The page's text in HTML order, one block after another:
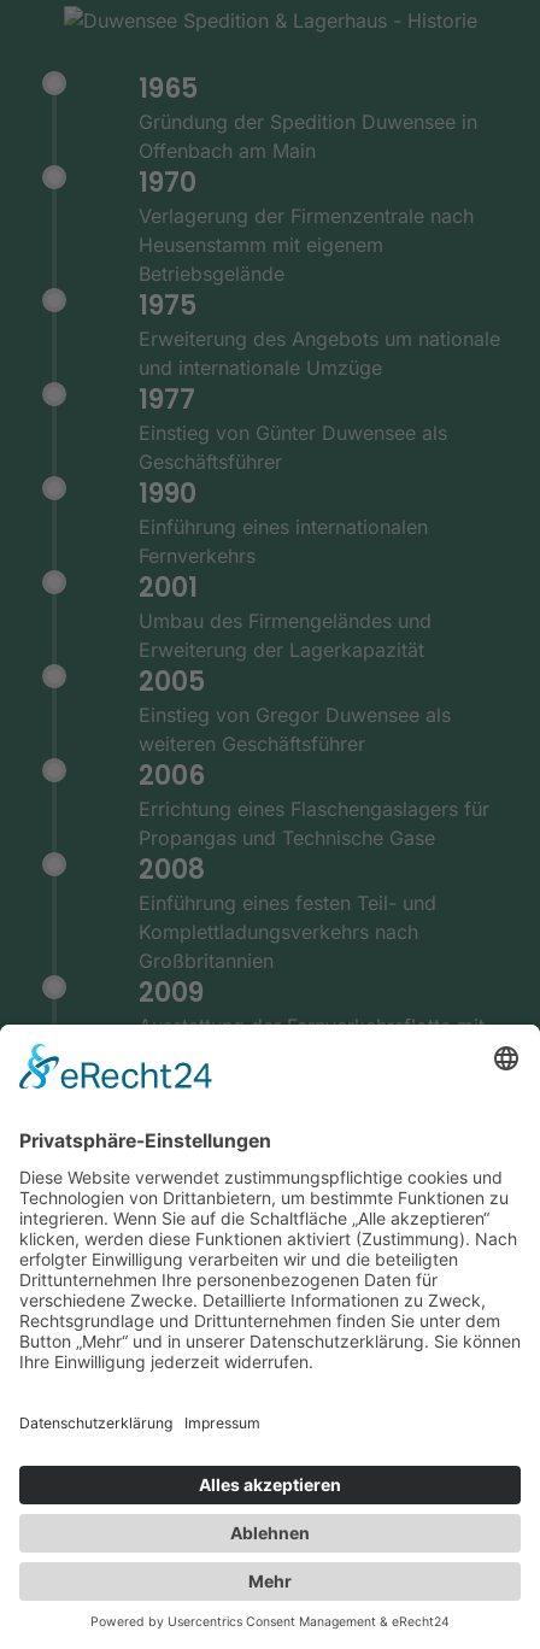
1965
Gründung der Spedition Duwensee in
Offenbach am Main
1970
Verlagerung der Firmenzentrale nach
Heusenstamm mit eigenem
Betriebsgelände
1975
Erweiterung des Angebots um nationale
und internationale Umzüge
1977
Einstieg von Günter Duwensee als
Geschäftsführer
1990
Einführung eines internationalen
Fernverkehrs
2001
Umbau des Firmengeländes und
Erweiterung der Lagerkapazität
2005
Einstieg von Gregor Duwensee als
weiteren Geschäftsführer
2006
Errichtung eines Flaschengaslagers für
Propangas und Technische Gase
2008
Einführung eines festen Teil- und
Komplettladungsverkehrs nach
Großbritannien
2009
Ausstattung der Fernverkehrsflotte mit
2010
Flaschengaslagers für Propangas und
Technische Gase
2014
Umzug innerhalb Heusenstamms in
unsere neuen Räumlichkeiten an der
Martinseestraße 1
2015
50 Jahre Erfolgsgeschichte. Die Spedition
2016
Erweiterung der Lagerfläche auf knapp
18000 qm
Implementierung eines